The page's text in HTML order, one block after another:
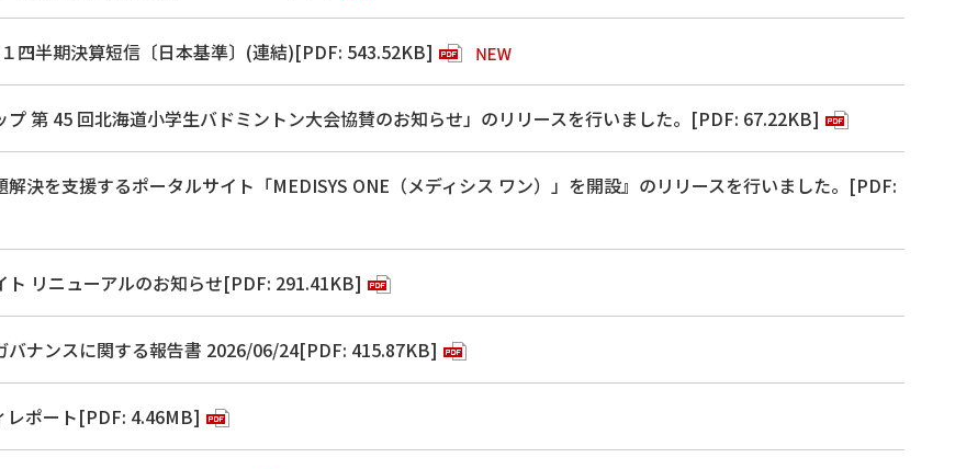
四半期決算短信〔日本基準〕(連結)[PDF: 543.52KB]
プ 第 45 回北海道小学生バドミントン大会協賛のお知らせ」のリリースを行いました。[PDF: 67.22KB]
解決を支援するポータルサイト「MEDISYS ONE（メディシス ワン）」を開設』のリリースを行いました。[PDF:
ト リニューアルのお知らせ[PDF: 291.41KB]
バナンスに関する報告書 2026/06/24[PDF: 415.87KB]
レポート[PDF: 4.46MB]